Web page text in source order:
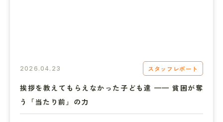
2026.04.23 スタッフレポート
挨拶を教えてもらえなかった子ども達 —— 貧困が奪
う「当たり前」の力